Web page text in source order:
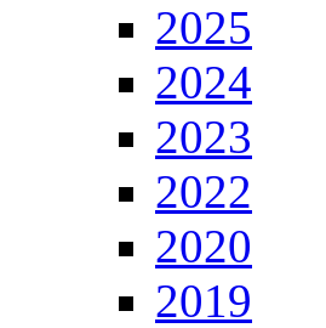
2025
2024
2023
2022
2020
2019